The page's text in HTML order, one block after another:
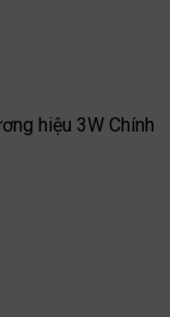
hiệu 3W Chính